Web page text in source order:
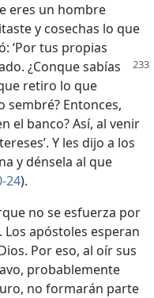
eres un hombre
y cosechas lo que
‘Por tus propias
¿Conque sabías
retiro lo que
sembré? Entonces,
el banco? Así, al venir
Y les dijo a los
y dénsela al que
24).
no se esfuerza por
apóstoles esperan
Por eso, al oír sus
probablemente
no formarán parte